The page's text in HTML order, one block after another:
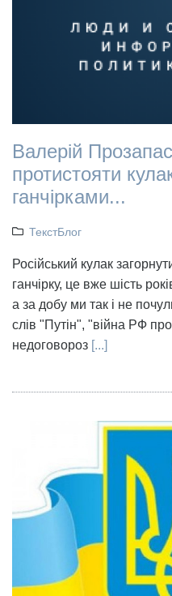
Валерій
протистояти
ганчірками...
ТекстБлог
Російський кулак
ганчірку, це вже шість
а за добу ми так і не
слів "Путін", "війна РФ
недоговороз [...]